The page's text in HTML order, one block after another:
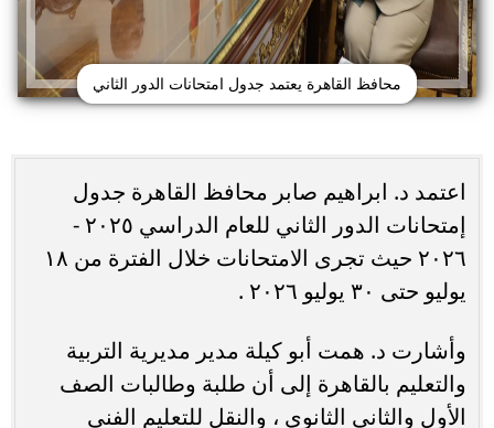
محافظ القاهرة يعتمد جدول امتحانات الدور الثاني
اعتمد د. ابراهيم صابر محافظ القاهرة جدول
إمتحانات الدور الثاني للعام الدراسي ٢٠٢٥ -
٢٠٢٦ حيث تجرى الامتحانات خلال الفترة من ١٨
يوليو حتى ٣٠ يوليو ٢٠٢٦ .
وأشارت د. همت أبو كيلة مدير مديرية التربية
والتعليم بالقاهرة إلى أن طلبة وطالبات الصف
الأول والثاني الثانوي ، والنقل للتعليم الفنى